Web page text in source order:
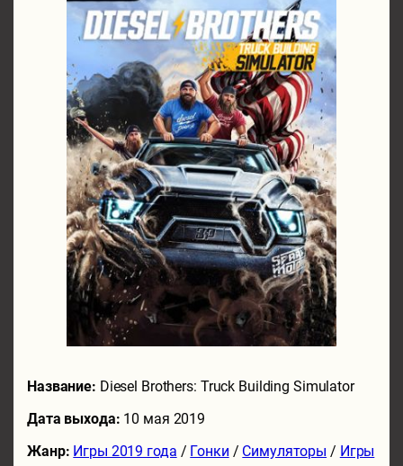
Название: Diesel Brothers: Truck Building Simulator
Дата выхода: 10 мая 2019
Жанр: Игры 2019 года / Гонки / Симуляторы / Игры